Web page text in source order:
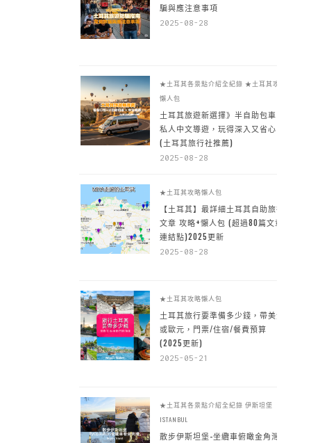
騙與應注意事項
2025-08-28
★土耳其各景點介紹全紀錄 ★土耳其攻略
懶人包
土耳其旅遊新選擇》半自助包車 +
私人中文導遊，玩得深入又省心
(土耳其旅行社推薦)
2025-08-28
★土耳其攻略懶人包
【土耳其】最詳細土耳其自助旅行
文章 攻略+懶人包 (超過80篇文章~
連結點)2025更新
2025-08-28
★土耳其攻略懶人包
土耳其旅行要準備多少錢，帶美金
或歐元，門票/住宿/餐費預算
(2025更新)
2025-05-21
★土耳其各景點介紹全紀錄 伊斯坦堡
ISTANBUL
散步伊斯坦堡-坐纜車俯瞰金角灣